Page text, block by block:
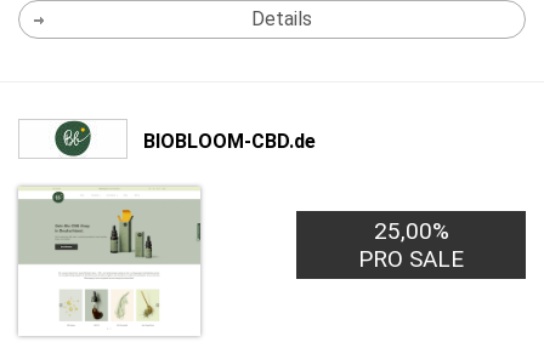
Details
BIOBLOOM-CBD.de
25,00%
PRO SALE